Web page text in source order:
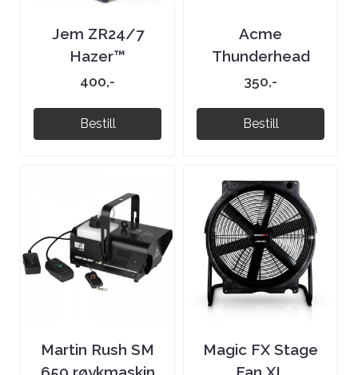
Jem ZR24/7
Hazer™
400,-
Bestill
Acme
Thunderhead
røykmaskin
350,-
Bestill
Martin Rush SM
Magic FX Stage